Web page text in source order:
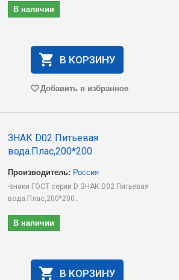
В наличии
В КОРЗИНУ
Добавить в избранное
ЗНАК D02 Питьевая
вода.Плас,200*200
Производитель: Россия
-знаки ГОСТ серии D ЗНАК D02 Питьевая
вода.Плас,200*200..
В наличии
В КОРЗИНУ